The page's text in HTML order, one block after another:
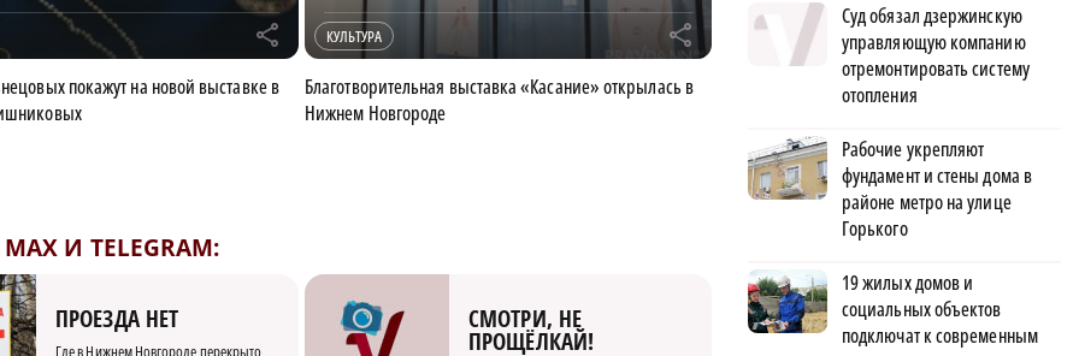
r
покажут на новой выставке в
КУЛЬТУРА r
Благотворительная выставка «Касание» открылась в
Нижнем Новгороде
И TELEGRAM:
ПРОЕЗДА НЕТ
Где в Нижнем Новгороде перекрыто
СМОТРИ, НЕ
ПРОЩЁЛКАЙ!
Суд обязал дзержинскую
управляющую компанию
отремонтировать систему
отопления
Рабочие укрепляют
фундамент и стены дома в
районе метро на улице
Горького
19 жилых домов и
социальных объектов
подключат к современным